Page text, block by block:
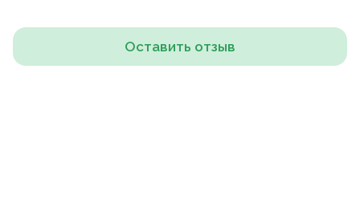
Оставить отзыв